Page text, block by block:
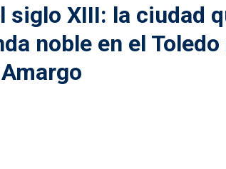
siglo XIII: la ciudad
noble en el